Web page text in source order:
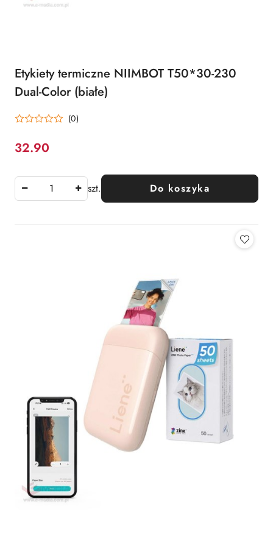
Etykiety termiczne NIIMBOT T50*30-230
Dual-Color (białe)
(0)
Cena:
32.90
szt. Do koszyka